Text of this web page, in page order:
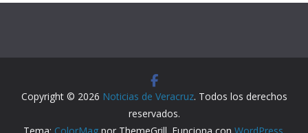
Copyright © 2026 Noticias de Veracruz. Todos los derechos
reservados.